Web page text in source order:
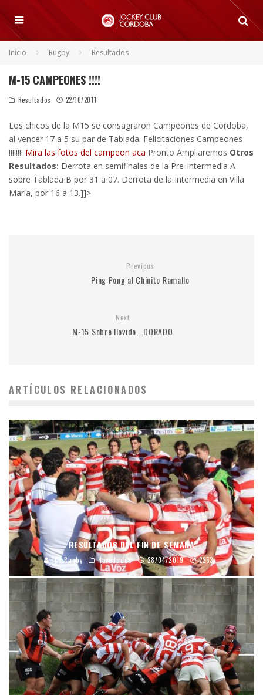
Inicio Rugby Resultados
M-15 CAMPEONES !!!!
Resultados 22/10/2011
Los chicos de la M15 se consagraron Campeones de Cordoba,
al vencer 17 a 5 su par de Tablada. Felicitaciones Campeones
!!!!!!!! Mira las fotos del campeon aca Pronto Ampliaremos Otros
Resultados: Derrota en semifinales de la Pre-Intermedia A
sobre Tablada B por 31 a 07. Derrota de la Intermedia en Villa
Maria, por 16 a 13.]]>
Previous
Ping Pong al Chinito Ramallo
Next
M-15 Sobre llovido….DORADO
ARTÍCULOS RELACIONADOS
RESULTADOS DEL FIN DE SEMANA
JCC Rugby Novedades 28/04/2019 2253